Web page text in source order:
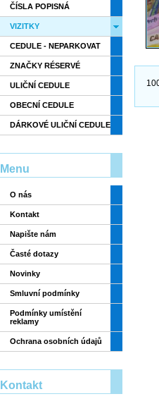
ČÍSLA POPISNÁ
VIZITKY
CEDULE - NEPARKOVAT
ZNAČKY RÉSERVÉ
ULIČNÍ CEDULE
OBECNÍ CEDULE
DÁRKOVÉ ULIČNÍ CEDULE
Menu
O nás
Kontakt
Napište nám
Časté dotazy
Novinky
Smluvní podmínky
Podmínky umístění
reklamy
Ochrana osobních údajů
Kontakt